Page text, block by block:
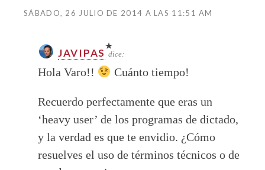
SÁBADO, 26 JULIO DE 2014 A LAS 11:51 AM
JAVIPAS dice:
Hola Varo!! Cuánto tiempo!
Recuerdo perfectamente que eras un
‘heavy user’ de los programas de dictado,
y la verdad es que te envidio. ¿Cómo
resuelves el uso de términos técnicos o de